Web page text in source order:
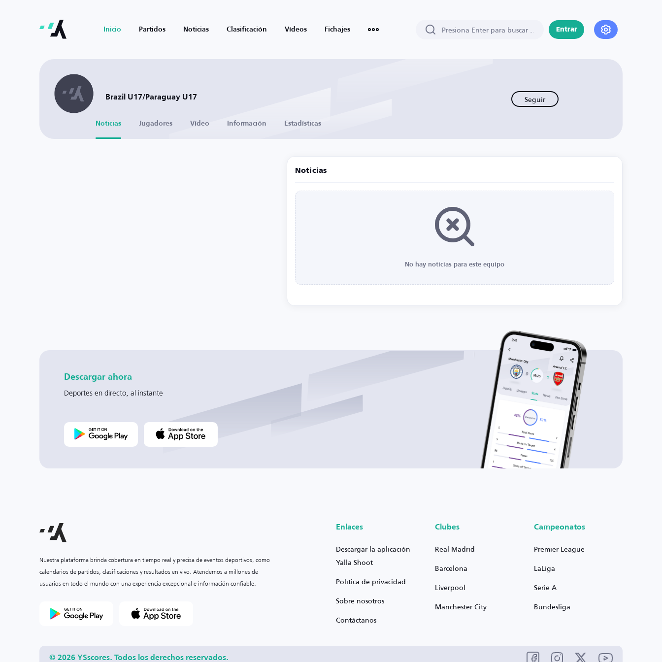
Inicio Partidos Noticias Clasificación Vídeos Fichajes Entrar
Brazil U17/Paraguay U17 Seguir
Noticias Jugadores Vídeo Información Estadísticas
Noticias
No hay noticias para este equipo
Descargar ahora
Deportes en directo, al instante
Nuestra plataforma brinda cobertura en tiempo real y precisa de eventos deportivos, como
calendarios de partidos, clasificaciones y resultados en vivo. Atendemos a millones de
usuarios en todo el mundo con una experiencia excepcional e información confiable.
Enlaces
Descargar la aplicación
Yalla Shoot
Política de privacidad
Sobre nosotros
Contáctanos
Clubes
Real Madrid
Barcelona
Liverpool
Manchester City
Campeonatos
Premier League
LaLiga
Serie A
Bundesliga
© 2026 YSscores. Todos los derechos reservados.